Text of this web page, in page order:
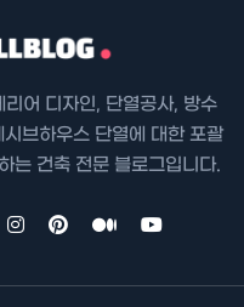
리어 디자인, 단열공사, 방수
브하우스 단열에 대한 포괄
는 건축 전문 블로그입니다.